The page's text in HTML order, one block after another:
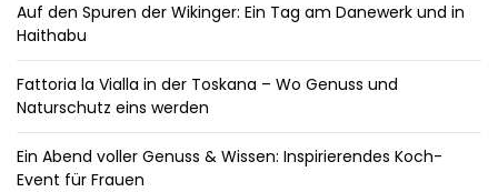
Auf den Spuren der Wikinger: Ein Tag am Danewerk und in
Haithabu
Fattoria la Vialla in der Toskana – Wo Genuss und
Naturschutz eins werden
Ein Abend voller Genuss & Wissen: Inspirierendes Koch-
Event für Frauen